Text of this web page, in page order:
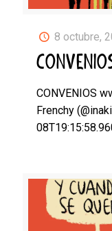
8 octubre,
CONVENIOS
Frenchy